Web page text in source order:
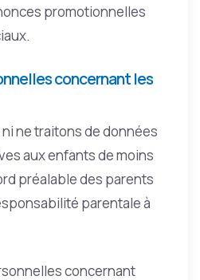
promotionnelles
concernant les
ne traitons de données
aux enfants de moins
préalable des parents
parentale à
concernant